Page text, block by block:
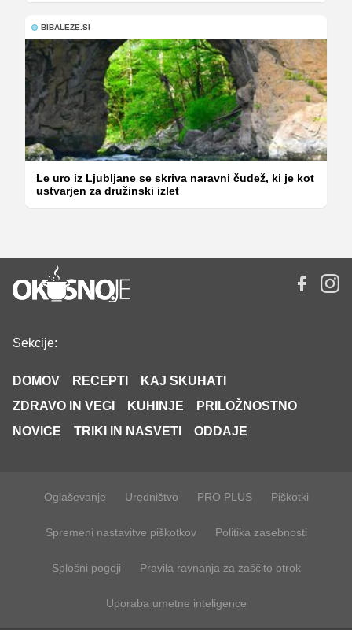
BIBALEZE.SI
Le uro iz Ljubljane se skriva naravni čudež, ki je kot
ustvarjen za družinski izlet
Sekcije:
DOMOV RECEPTI
KAJ SKUHATI
ZDRAVO IN VEGI
KUHINJE
PRILOŽNOSTNO
NOVICE
TRIKI IN NASVETI ODDAJE
Oglaševanje Uredništvo PRO PLUS Piškotki
Spremeni nastavitve piškotkov Politika zasebnosti
Splošni pogoji Pravila ravnanja za zaščito otrok
Uporaba umetne inteligence